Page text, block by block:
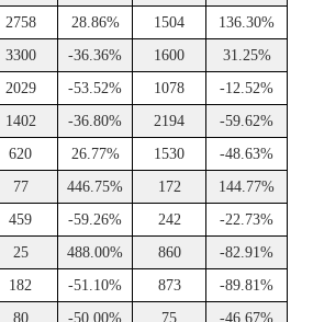
2758 28.86% 1504
136.30%
3300 -36.36% 1600
31.25%
2029 -53.52% 1078
-12.52%
1402 -36.80% 2194
-59.62%
620 26.77% 1530
-48.63%
77 446.75% 172
144.77%
459 -59.26% 242
-22.73%
25 488.00% 860
-82.91%
182 -51.10% 873
-89.81%
80 -50.00% 75 -46.67%